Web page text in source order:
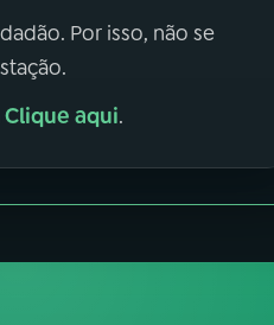
Por isso, não se
Clique aqui.